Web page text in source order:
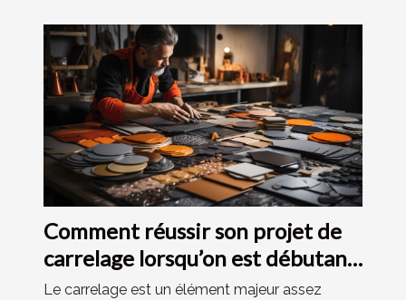
visibilité et efficacité
Comment réussir son projet de
carrelage lorsqu’on est débutant
?Le carrelage est un élément majeur assez